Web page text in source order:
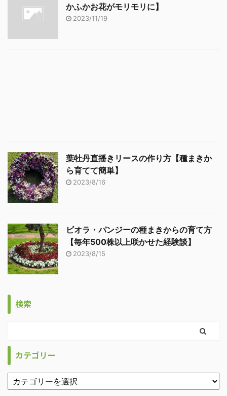
かふかお花がモリモリに】
2023/11/19
葉牡丹直播きリースの作り方【種まきか
ら育てて簡単】
2023/8/16
ビオラ・パンジーの種まきからの育て方
【毎年500株以上咲かせた経験談】
2023/8/15
検索
カテゴリー